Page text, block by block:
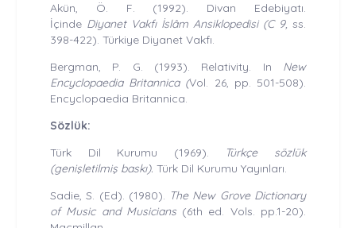
Akün, Ö. F. (1992). Divan Edebiyatı.
İçinde Diyanet Vakfı İslâm Ansiklopedisi (C 9, ss.
398-422). Türkiye Diyanet Vakfı.
Bergman, P. G. (1993). Relativity. In New
Encyclopaedia Britannica (Vol. 26, pp. 501-508).
Encyclopaedia Britannica.
Sözlük:
Türk Dil Kurumu (1969).
Türkçe sözlük
(genişletilmiş baskı). Türk Dil Kurumu Yayınları.
Sadie, S. (Ed). (1980). The New Grove Dictionary
of Music and Musicians (6th ed. Vols. pp.1-20).